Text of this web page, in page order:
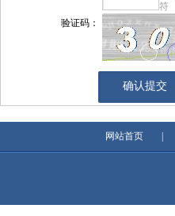
验证码：
符
网站首页